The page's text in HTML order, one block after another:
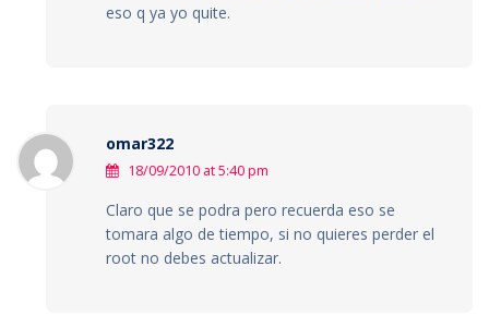
eso q ya yo quite.
omar322
18/09/2010 at 5:40 pm
Claro que se podra pero recuerda eso se
tomara algo de tiempo, si no quieres perder el
root no debes actualizar.